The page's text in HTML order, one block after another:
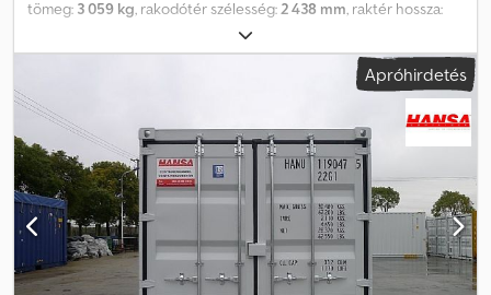
tömeg: 3 059 kg , rakodótér szélesség: 2 438 mm , raktér hossza:
2 591 mm
konténer, újszerű állapotban, tengeri szállítással. A tengeri szállítás
során kisebb horpadások és karcolások előfordulhatnak. A
konténer rövid és hosszú oldalán is nyitható ajtó található. Külső
méretek: kb. H x Sz x M 6,06 m x 2,44 m x 2,59 m Belső méretek: kb.
H x Sz x M 5,89 m x 2,28 m x 2,39 m A kisebb, dupla szárnyú ajtó
nyílási mérete: Sz x M kb. 2,20 m x 2,14 m A hosszú oldal nyílási
mérete: Sz x M kb. 5,80 m x 2,14 m Üres súly: kb. 3060 kg, teherbírás:
27420 kg Kivitel: emelővillás zsebekkel és horganyzott
zárórudakkal „Look box” kivitel, fa padló, belső szín: szürke 8 darab
egymásra rakható, külső szín: RAL 7024 grafitszürke Dkjdpfx Alsp R
Nnbobor Vételár, a konténer D-26810 Westoverledingenben
Apróhirdetés